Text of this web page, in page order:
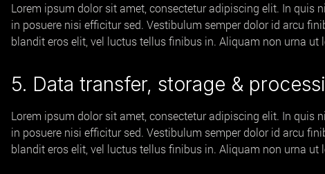
Lorem ipsum dolor sit amet, consectetur adipiscing elit. In quis
in posuere nisi efficitur sed. Vestibulum semper dolor id arcu
blandit eros elit, vel luctus tellus finibus in. Aliquam non urna
5. Data transfer, storage &
Lorem ipsum dolor sit amet, consectetur adipiscing elit. In quis
in posuere nisi efficitur sed. Vestibulum semper dolor id arcu
blandit eros elit, vel luctus tellus finibus in. Aliquam non urna